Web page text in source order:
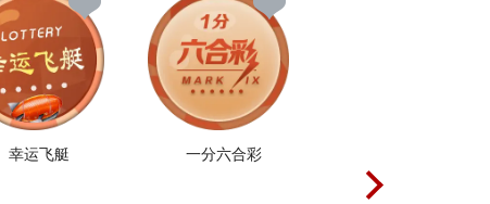
幸运飞艇 一分六合彩